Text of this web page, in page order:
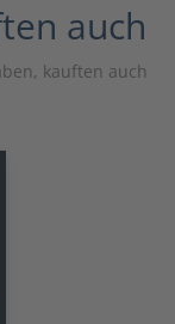
auch
kauften auch